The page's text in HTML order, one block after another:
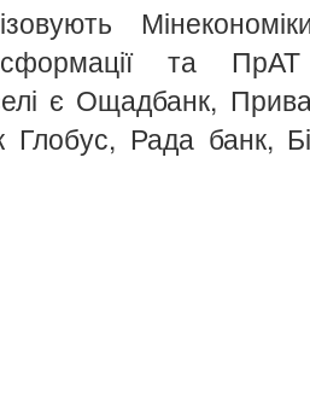
та
є Ощадбанк,
Рада банк,